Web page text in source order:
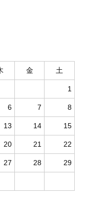
金 土
1
6 7 8
13 14 15
20 21 22
27 28 29
宅を購入する際は、
でなく追加費用まで含
ルギーを組み合わせ
きる住宅として、近
ォーメーション）の
額を増やすことも可
る可能性もあるので、
ング
が大きく変わる転機で
を気にせず過ごせる
ス
意点
る場合の考え方
く
する
に合わせて部屋数を決め
配慮する
べ床面積を指すのか
削減できる
きる
けられる
持しやすい
に貢献できる
注意点
セットで必要になる
が必要になる
建てるメリット
費を大幅に削減できる
ショック等の健康リスク
む
宅ローンを組む
合の注意点
与税の発生
綻
トラブル
、「どの支援制度が
事業の概要、2025年
事業に